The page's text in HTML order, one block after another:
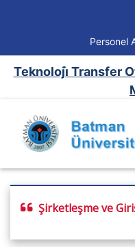
Personel
Teknoloji̇ Transfer
Şirketleşme ve